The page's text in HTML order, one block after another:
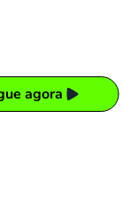
agora